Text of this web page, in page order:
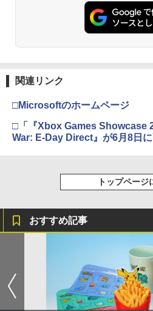
関連リンク
□Microsoftのホームページ
□「『Xbox Games Showcase
War: E-Day Direct』が6月8日
トップページ
おすすめ記事